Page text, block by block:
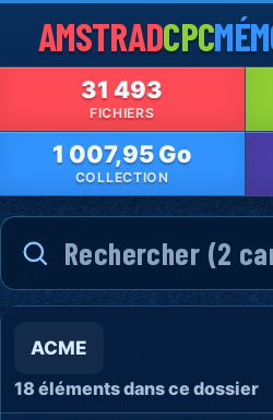
AMSTRADCPC
31 493
FICHIERS
1 007,95 Go
COLLECTION
ACME
18 éléments dans ce dossier